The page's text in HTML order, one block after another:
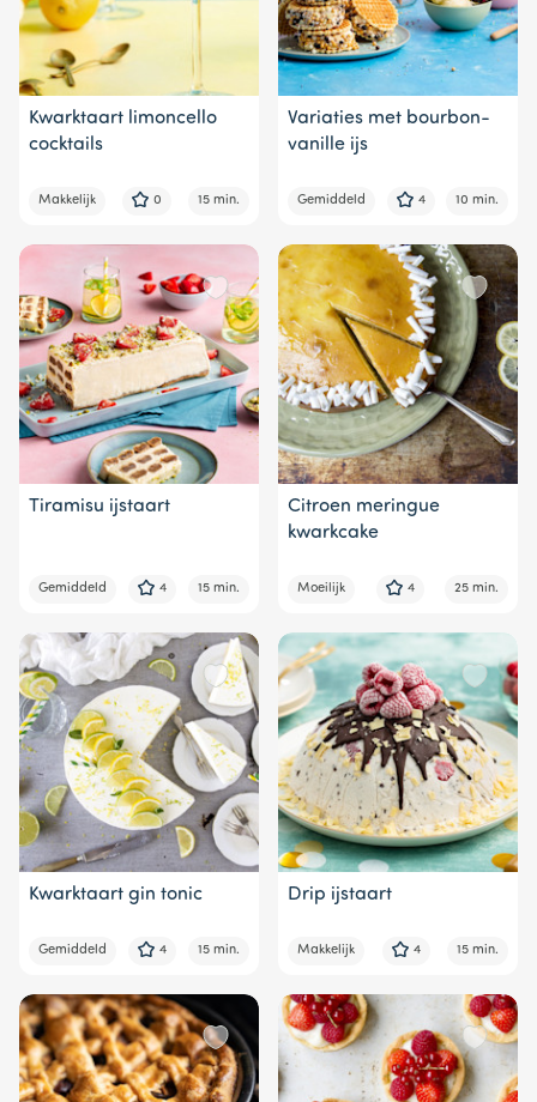
Kwarktaart limoncello
cocktails
Makkelijk 0 15 min.
Variaties met bourbon-
vanille ijs
Gemiddeld 4 10 min.
Tiramisu ijstaart
Gemiddeld 4 15 min.
Citroen meringue
kwarkcake
Moeilijk 4 25 min.
Kwarktaart gin tonic
Gemiddeld 4 15 min.
Drip ijstaart
Makkelijk 4 15 min.